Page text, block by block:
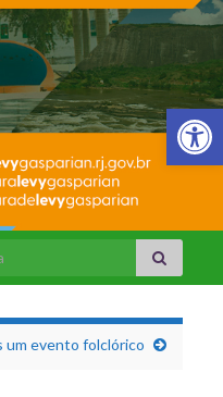
Barra de
for:
um evento folclórico